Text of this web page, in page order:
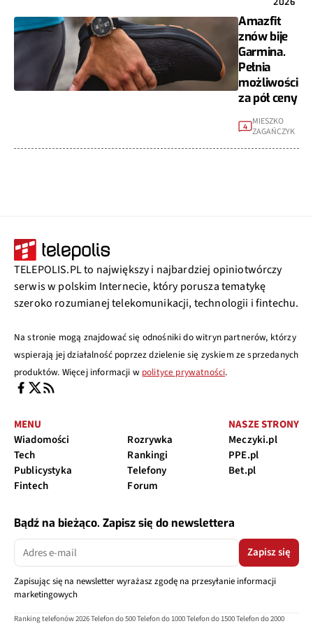
Amazfit
znów bije
Garmina.
Pełnia
możliwości
za pół ceny
4 MIESZKO
ZAGAŃCZYK
TELEPOLIS.PL to największy i najbardziej opiniotwórczy
serwis w polskim Internecie, który porusza tematykę
szeroko rozumianej telekomunikacji, technologii i fintechu.
Na stronie mogą znajdować się odnośniki do witryn partnerów, którzy
wspierają jej działalność poprzez dzielenie się zyskiem ze sprzedanych
produktów. Więcej informacji w polityce prywatności.
MENU
Wiadomości
Tech
Publicystyka
Fintech
Rozrywka
Rankingi
Telefony
Forum
NASZE STRONY
Meczyki.pl
PPE.pl
Bet.pl
Bądź na bieżąco. Zapisz się do newslettera
Zapisz się
Zapisując się na newsletter wyrażasz zgodę na przesyłanie informacji
marketingowych
Ranking telefonów 2026Telefon do 500Telefon do 1000Telefon do 1500Telefon do 2000